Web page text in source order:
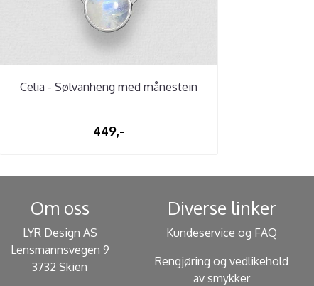
Celia - Sølvanheng med månestein
449,-
Om oss
LYR Design AS
Lensmannsvegen 9
3732 Skien
Diverse linker
Kundeservice og FAQ
Rengjøring og vedlikehold
av smykker